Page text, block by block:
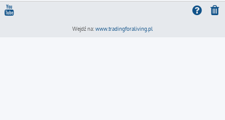
Wejdź na: www.tradingforaliving.pl